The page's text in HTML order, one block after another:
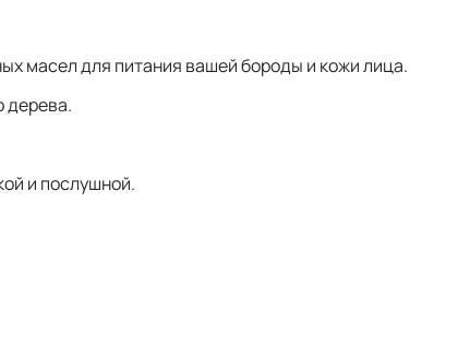
масел для питания вашей бороды и кожи лица.
дерева.
и послушной.